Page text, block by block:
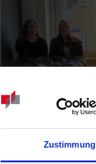
Zustimmung